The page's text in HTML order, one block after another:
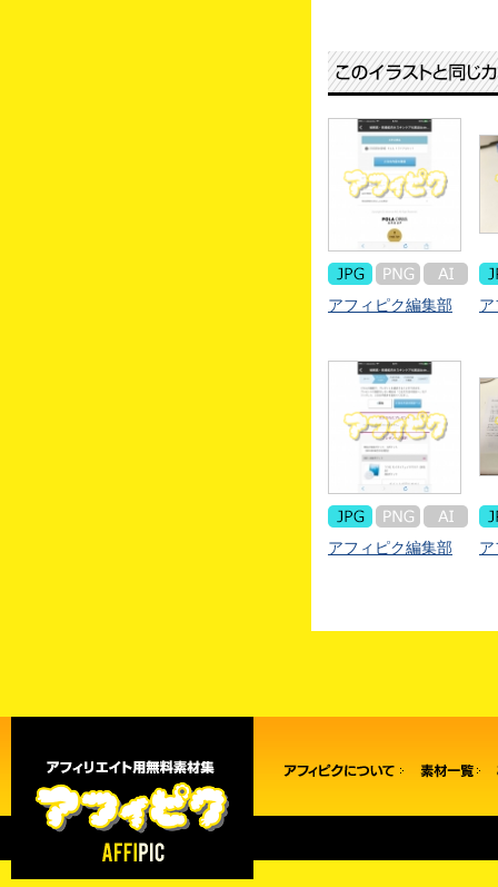
アフィピク編集部
アフィピク編集部